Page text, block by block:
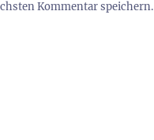
Kommentar speichern.